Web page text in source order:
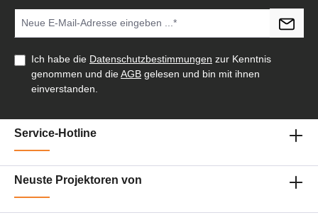
Ich habe die Datenschutzbestimmungen zur Kenntnis
genommen und dieAGB gelesen und bin mit ihnen
einverstanden.
Service-Hotline
Neuste Projektoren von